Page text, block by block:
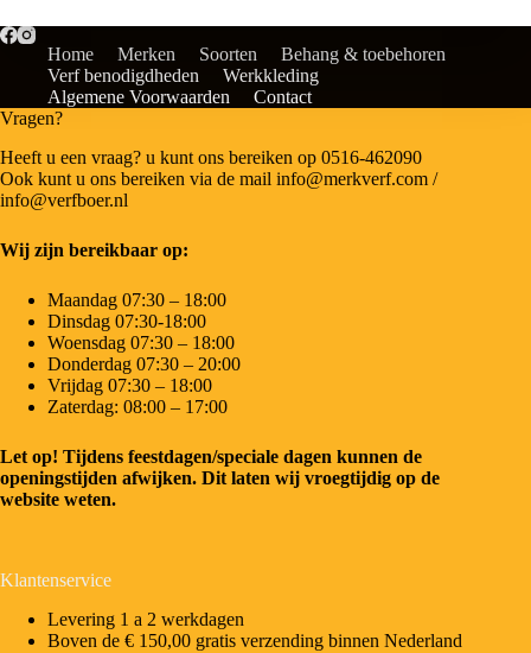
Home Merken Soorten
Behang & toebehoren
Verf benodigdheden
Werkkleding
Algemene Voorwaarden
Contact
Vragen?
Heeft u een vraag? u kunt ons bereiken op 0516-462090
Ook kunt u ons bereiken via de mail info@merkverf.com /
info@verfboer.nl
Wij zijn bereikbaar op:
Maandag 07:30 – 18:00
Dinsdag 07:30-18:00
Woensdag 07:30 – 18:00
Donderdag 07:30 – 20:00
Vrijdag 07:30 – 18:00
Zaterdag: 08:00 – 17:00
Let op! Tijdens feestdagen/speciale dagen kunnen de
openingstijden afwijken. Dit laten wij vroegtijdig op de
website weten.
Klantenservice
Levering 1 a 2 werkdagen
Boven de € 150,00 gratis verzending binnen Nederland